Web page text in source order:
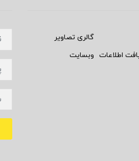
گالری تصاویر
اطلاعات وبسایت